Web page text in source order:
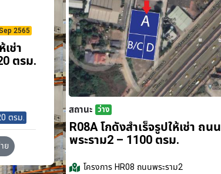
2565
ช่า
ตรม.
ตรม.
ย
สถานะ ว่าง
R08A โกดังสำเร็จรูปให้เช่า ถนน
พระราม2 – 1100 ตรม.
โครงการHR08 ถนนพระราม2